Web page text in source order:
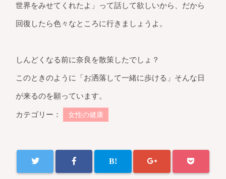
世界をみせてくれたよ」って話して欲しいから、だから
回復したら色々なところに行きましょうよ。
しんどくなる前に奈良を散策したでしょ？
このときのように「お洒落して一緒に歩ける」そんな日
が来るのを願っています。
カテゴリー： 女性の健康